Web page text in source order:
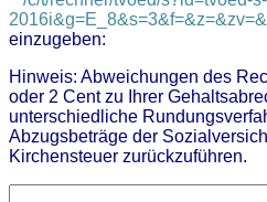
einzugeben:
Hinweis: Abweichungen des
oder 2 Cent zu Ihrer
unterschiedliche
Abzugsbeträge der
Kirchensteuer zurückzuführen.